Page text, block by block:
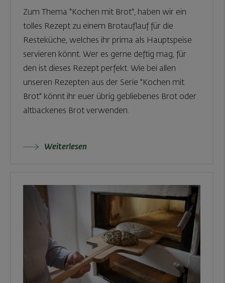
Zum Thema "Kochen mit Brot", haben wir ein
tolles Rezept zu einem Brotauflauf für die
Resteküche, welches ihr prima als Hauptspeise
servieren könnt. Wer es gerne deftig mag, für
den ist dieses Rezept perfekt. Wie bei allen
unseren Rezepten aus der Serie "Kochen mit
Brot" könnt ihr euer übrig gebliebenes Brot oder
altbackenes Brot verwenden.
Weiterlesen